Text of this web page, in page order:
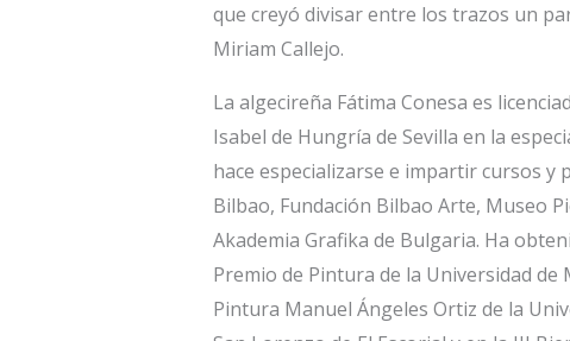
que creyó divisar entre los trazos un
Miriam Callejo.
La algecireña Fátima Conesa es
Isabel de Hungría de Sevilla en la
hace especializarse e impartir cursos y
Bilbao, Fundación Bilbao Arte, Museo
Akademia Grafika de Bulgaria. Ha
Premio de Pintura de la Universidad
Pintura Manuel Ángeles Ortiz de la